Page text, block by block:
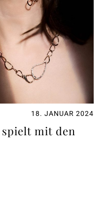
18. JANUAR 2024
mit den